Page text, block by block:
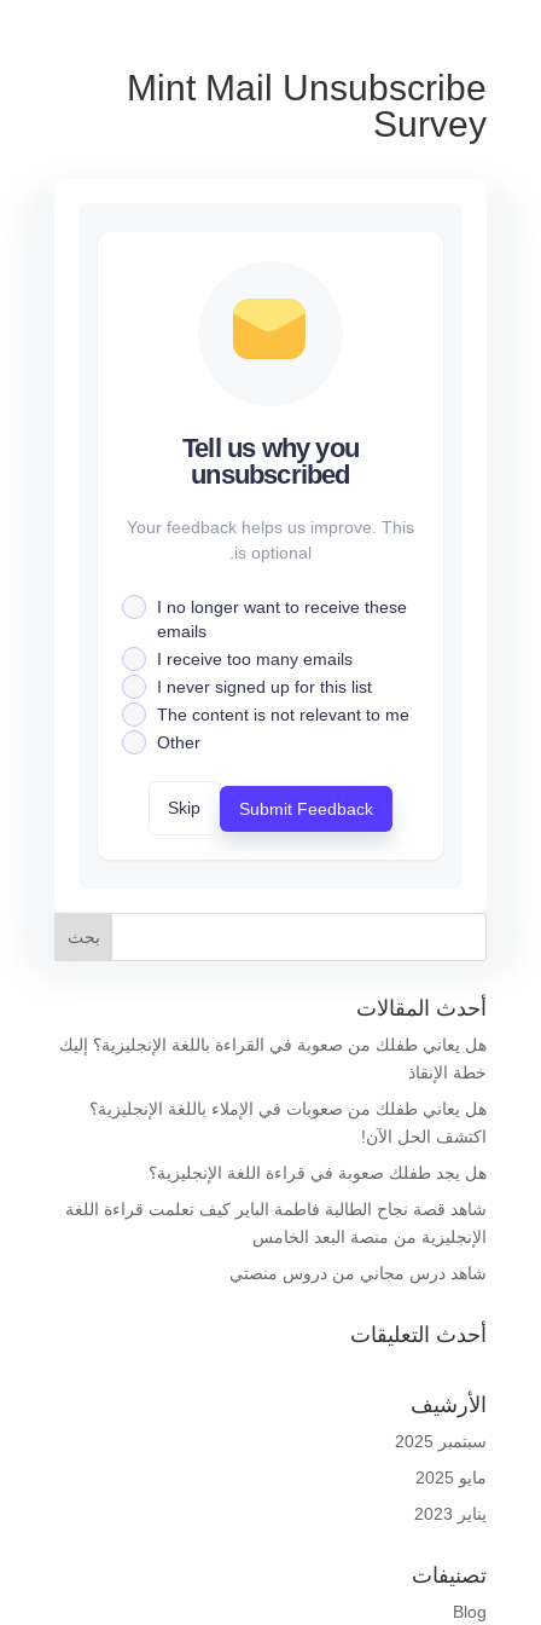
Mint Mail Unsubscribe
Survey
Tell us why you
unsubscribed
Your feedback helps us improve. This
is optional.
I no longer want to receive these
emails
I receive too many emails
I never signed up for this list
The content is not relevant to me
Other
Submit Feedback
Skip
أحدث المقالات
هل يعاني طفلك من صعوبة في القراءة باللغة الإنجليزية؟ إليك
خطة الإنقاذ
هل يعاني طفلك من صعوبات في الإملاء باللغة الإنجليزية؟
اكتشف الحل الآن!
هل يجد طفلك صعوبة في قراءة اللغة الإنجليزية؟
شاهد قصة نجاح الطالبة فاطمة الباير كيف تعلمت قراءة اللغة
الإنجليزية من منصة البعد الخامس
شاهد درس مجاني من دروس منصتي
أحدث التعليقات
الأرشيف
سبتمبر 2025
مايو 2025
يناير 2023
تصنيفات
Blog